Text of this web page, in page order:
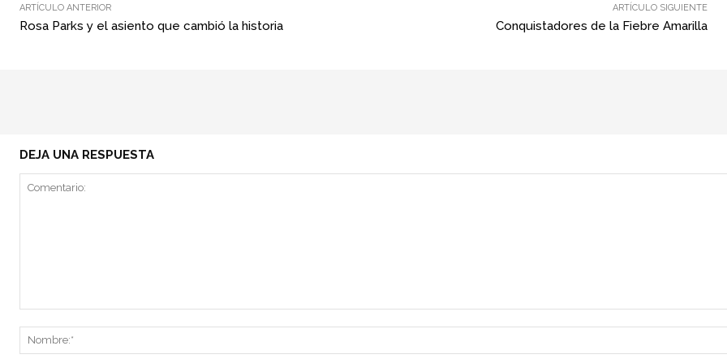
ARTÍCULO ANTERIOR
Rosa Parks y el asiento que cambió la historia
ARTÍCULO SIGUIENTE
Conquistadores de la Fiebre Amarilla
DEJA UNA RESPUESTA